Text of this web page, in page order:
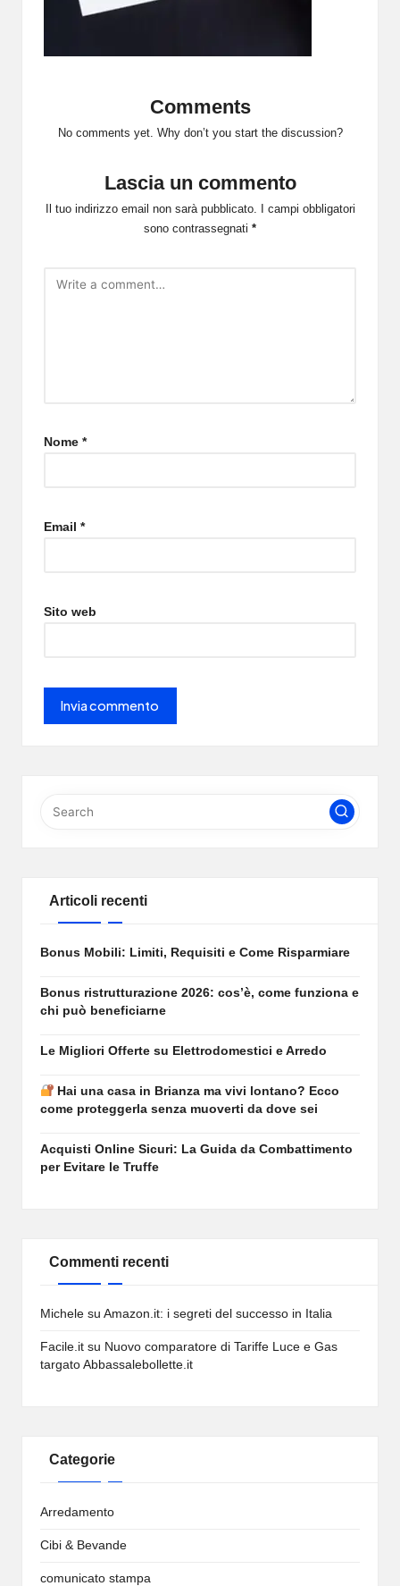
Comments
No comments yet. Why don’t you start the discussion?
Lascia un commento
Il tuo indirizzo email non sarà pubblicato.
I campi obbligatori
sono contrassegnati *
Nome *
Email *
Sito web
Articoli recenti
Bonus Mobili: Limiti, Requisiti e Come Risparmiare
Bonus ristrutturazione 2026: cos’è, come funziona e
chi può beneficiarne
Le Migliori Offerte su Elettrodomestici e Arredo
Hai una casa in Brianza ma vivi lontano? Ecco
come proteggerla senza muoverti da dove sei
Acquisti Online Sicuri: La Guida da Combattimento
per Evitare le Truffe
Commenti recenti
Michele su Amazon.it: i segreti del successo in Italia
Facile.it su Nuovo comparatore di Tariffe Luce e Gas
targato Abbassalebollette.it
Categorie
Arredamento
Cibi & Bevande
comunicato stampa